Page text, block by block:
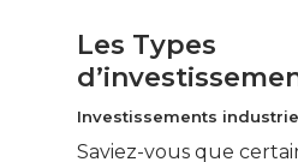
Les Types
Investissements
Saviez-vous que